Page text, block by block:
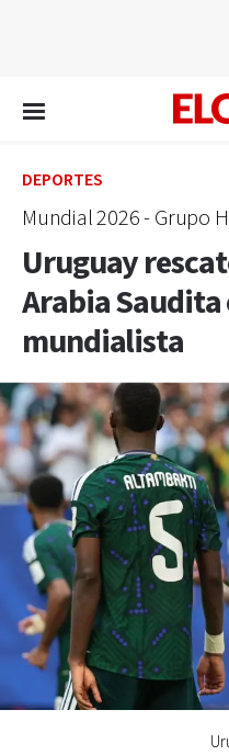
DEPORTES
Mundial 2026 - Grupo H
Uruguay
Arabia
mundialista